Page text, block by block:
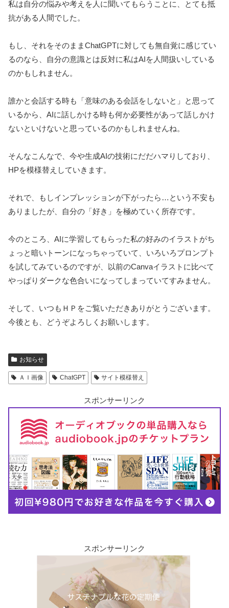
私は自分の悩みや考えを人に聞いてもらうことに、とても抵
抗がある人間でした。
もし、それをそのままChatGPTに対しても無自覚に感じてい
るのなら、自分の意識とは反対に私はAIを人間扱いしている
のかもしれません。
誰かと会話する時も「意味のある会話をしないと」と思って
いるから、AIに話しかける時も何か必要性があって話しかけ
ないといけないと思っているのかもしれませんね。
そんなこんなで、今や生成AIの技術にだだハマりしており、
HPを模様替えしていきます。
それで、もしインプレッションが下がったら…という不安も
ありましたが、自分の「好き」を極めていく所存です。
今のところ、AIに学習してもらった私の好みのイラストがち
ょっと暗いトーンになっちゃっていて、いろいろプロンプト
を試してみているのですが、以前のCanvaイラストに比べて
やっぱりダークな色合いになってしまっていてすみません。
そして、いつもＨＰをご覧いただきありがとうございます。
今後とも、どうぞよろしくお願いします。
お知らせ
ＡＩ画像 ChatGPT サイト模様替え
スポンサーリンク
スポンサーリンク